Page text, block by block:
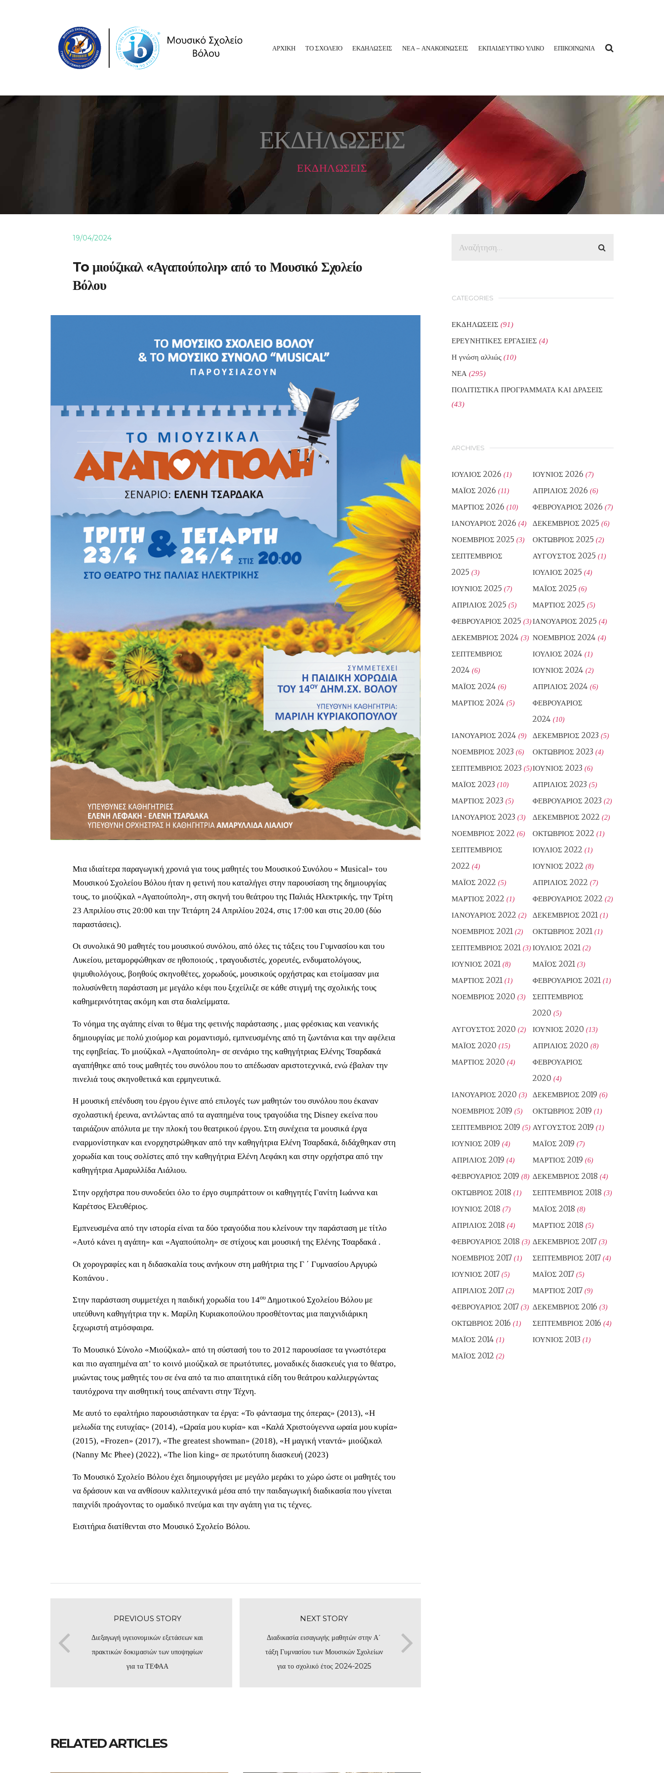
ΑΡΧΙΚΗ ΤΟ ΣΧΟΛΕΙΟ ΕΚΔΗΛΩΣΕΙΣ ΝΕΑ – ΑΝΑΚΟΙΝΩΣΕΙΣ ΕΚΠΑΙΔΕΥΤΙΚΟ ΥΛΙΚΟ ΕΠΙΚΟΙΝΩΝΙΑ
ΕΚΔΗΛΩΣΕΙΣ
ΕΚΔΗΛΩΣΕΙΣ
19/04/2024
To μιούζικαλ «Αγαπούπολη» από το Μουσικό Σχολείο
Βόλου
Μια ιδιαίτερα παραγωγική χρονιά για τους μαθητές του Μουσικού Συνόλου « Musical» του
Μουσικού Σχολείου Βόλου ήταν η φετινή που καταλήγει στην παρουσίαση της δημιουργίας
τους, το μιούζικαλ «Αγαπούπολη», στη σκηνή του θεάτρου της Παλιάς Ηλεκτρικής, την Τρίτη
23 Απριλίου στις 20:00 και την Τετάρτη 24 Απριλίου 2024, στις 17:00 και στις 20.00 (δύο
παραστάσεις).
Οι συνολικά 90 μαθητές του μουσικού συνόλου, από όλες τις τάξεις του Γυμνασίου και του
Λυκείου, μεταμορφώθηκαν σε ηθοποιούς , τραγουδιστές, χορευτές, ενδυματολόγους,
ψιμυθιολόγους, βοηθούς σκηνοθέτες, χορωδούς, μουσικούς ορχήστρας και ετοίμασαν μια
πολυσύνθετη παράσταση με μεγάλο κέφι που ξεχείλιζε σε κάθε στιγμή της σχολικής τους
καθημερινότητας ακόμη και στα διαλείμματα.
Το νόημα της αγάπης είναι το θέμα της φετινής παράστασης , μιας φρέσκιας και νεανικής
δημιουργίας με πολύ χιούμορ και ρομαντισμό, εμπνευσμένης από τη ζωντάνια και την αφέλεια
της εφηβείας. Το μιούζικαλ «Αγαπούπολη» σε σενάριο της καθηγήτριας Ελένης Τσαρδακά
αγαπήθηκε από τους μαθητές του συνόλου που το απέδωσαν αριστοτεχνικά, ενώ έβαλαν την
πινελιά τους σκηνοθετικά και ερμηνευτικά.
Η μουσική επένδυση του έργου έγινε από επιλογές των μαθητών του συνόλου που έκαναν
σχολαστική έρευνα, αντλώντας από τα αγαπημένα τους τραγούδια της Disney εκείνα που
ταιριάζουν απόλυτα με την πλοκή του θεατρικού έργου. Στη συνέχεια τα μουσικά έργα
εναρμονίστηκαν και ενορχηστρώθηκαν από την καθηγήτρια Ελένη Τσαρδακά, διδάχθηκαν στη
χορωδία και τους σολίστες από την καθηγήτρια Ελένη Λεφάκη και στην ορχήστρα από την
καθηγήτρια Αμαρυλλίδα Λιάλιου.
Στην ορχήστρα που συνοδεύει όλο το έργο συμπράττουν οι καθηγητές Γανίτη Ιωάννα και
Καρέτσος Ελευθέριος.
Εμπνευσμένα από την ιστορία είναι τα δύο τραγούδια που κλείνουν την παράσταση με τίτλο
«Αυτό κάνει η αγάπη» και «Αγαπούπολη» σε στίχους και μουσική της Ελένης Τσαρδακά .
Οι χορογραφίες και η διδασκαλία τους ανήκουν στη μαθήτρια της Γ ΄ Γυμνασίου Αργυρώ
Κοπάνου .
Στην παράσταση συμμετέχει η παιδική χορωδία του 14ου Δημοτικού Σχολείου Βόλου με
υπεύθυνη καθηγήτρια την κ. Μαρίλη Κυριακοπούλου προσθέτοντας μια παιχνιδιάρικη
ξεχωριστή ατμόσφαιρα.
Το Μουσικό Σύνολο «Μιούζικαλ» από τη σύστασή του το 2012 παρουσίασε τα γνωστότερα
και πιο αγαπημένα απ’ το κοινό μιούζικαλ σε πρωτότυπες, μοναδικές διασκευές για το θέατρο,
μυώντας τους μαθητές του σε ένα από τα πιο απαιτητικά είδη του θεάτρου καλλιεργώντας
ταυτόχρονα την αισθητική τους απέναντι στην Τέχνη.
Με αυτό το εφαλτήριο παρουσιάστηκαν τα έργα: «Το φάντασμα της όπερας» (2013), «Η
μελωδία της ευτυχίας» (2014), «Ωραία μου κυρία» και «Καλά Χριστούγεννα ωραία μου κυρία»
(2015), «Frozen» (2017), «The greatest showman» (2018), «Η μαγική νταντά» μιούζικαλ
(Nanny Mc Phee) (2022), «The lion king» σε πρωτότυπη διασκευή (2023)
Το Μουσικό Σχολείο Βόλου έχει δημιουργήσει με μεγάλο μεράκι το χώρο ώστε οι μαθητές του
να δράσουν και να ανθίσουν καλλιτεχνικά μέσα από την παιδαγωγική διαδικασία που γίνεται
παιχνίδι προάγοντας το ομαδικό πνεύμα και την αγάπη για τις τέχνες.
Εισιτήρια διατίθενται στο Μουσικό Σχολείο Βόλου.
PREVIOUS STORY
Διεξαγωγή υγειονομικών εξετάσεων και
πρακτικών δοκιμασιών των υποψηφίων
για τα ΤΕΦΑΑ
NEXT STORY
Διαδικασία εισαγωγής μαθητών στην Α΄
τάξη Γυμνασίου των Μουσικών Σχολείων
για το σχολικό έτος 2024-2025
RELATED ARTICLES
CATEGORIES
ΕΚΔΗΛΩΣΕΙΣ (91)
ΕΡΕΥΝΗΤΙΚΕΣ ΕΡΓΑΣΙΕΣ (4)
Η γνώση αλλιώς (10)
ΝΕΑ (295)
ΠΟΛΙΤΙΣΤΙΚΑ ΠΡΟΓΡΑΜΜΑΤΑ ΚΑΙ ΔΡΑΣΕΙΣ
(43)
ARCHIVES
ΙΟΎΛΙΟΣ 2026 (1) ΙΟΎΝΙΟΣ 2026 (7)
ΜΆΙΟΣ 2026 (11) ΑΠΡΊΛΙΟΣ 2026 (6)
ΜΆΡΤΙΟΣ 2026 (10) ΦΕΒΡΟΥΆΡΙΟΣ 2026 (7)
ΙΑΝΟΥΆΡΙΟΣ 2026 (4) ΔΕΚΈΜΒΡΙΟΣ 2025 (6)
ΝΟΈΜΒΡΙΟΣ 2025 (3) ΟΚΤΏΒΡΙΟΣ 2025 (2)
ΣΕΠΤΈΜΒΡΙΟΣ
2025 (3)
ΑΎΓΟΥΣΤΟΣ 2025 (1)
ΙΟΎΛΙΟΣ 2025 (4)
ΙΟΎΝΙΟΣ 2025 (7) ΜΆΙΟΣ 2025 (6)
ΑΠΡΊΛΙΟΣ 2025 (5) ΜΆΡΤΙΟΣ 2025 (5)
ΦΕΒΡΟΥΆΡΙΟΣ 2025 (3)ΙΑΝΟΥΆΡΙΟΣ 2025 (4)
ΔΕΚΈΜΒΡΙΟΣ 2024 (3) ΝΟΈΜΒΡΙΟΣ 2024 (4)
ΣΕΠΤΈΜΒΡΙΟΣ
2024 (6)
ΙΟΎΛΙΟΣ 2024 (1)
ΙΟΎΝΙΟΣ 2024 (2)
ΜΆΙΟΣ 2024 (6) ΑΠΡΊΛΙΟΣ 2024 (6)
ΜΆΡΤΙΟΣ 2024 (5)
ΦΕΒΡΟΥΆΡΙΟΣ
2024 (10)
ΙΑΝΟΥΆΡΙΟΣ 2024 (9) ΔΕΚΈΜΒΡΙΟΣ 2023 (5)
ΝΟΈΜΒΡΙΟΣ 2023 (6) ΟΚΤΏΒΡΙΟΣ 2023 (4)
ΣΕΠΤΈΜΒΡΙΟΣ 2023 (5)ΙΟΎΝΙΟΣ 2023 (6)
ΜΆΙΟΣ 2023 (10) ΑΠΡΊΛΙΟΣ 2023 (5)
ΜΆΡΤΙΟΣ 2023 (5) ΦΕΒΡΟΥΆΡΙΟΣ 2023 (2)
ΙΑΝΟΥΆΡΙΟΣ 2023 (3) ΔΕΚΈΜΒΡΙΟΣ 2022 (2)
ΝΟΈΜΒΡΙΟΣ 2022 (6) ΟΚΤΏΒΡΙΟΣ 2022 (1)
ΣΕΠΤΈΜΒΡΙΟΣ
2022 (4)
ΙΟΎΛΙΟΣ 2022 (1)
ΙΟΎΝΙΟΣ 2022 (8)
ΜΆΙΟΣ 2022 (5) ΑΠΡΊΛΙΟΣ 2022 (7)
ΜΆΡΤΙΟΣ 2022 (1) ΦΕΒΡΟΥΆΡΙΟΣ 2022 (2)
ΙΑΝΟΥΆΡΙΟΣ 2022 (2) ΔΕΚΈΜΒΡΙΟΣ 2021 (1)
ΝΟΈΜΒΡΙΟΣ 2021 (2) ΟΚΤΏΒΡΙΟΣ 2021 (1)
ΣΕΠΤΈΜΒΡΙΟΣ 2021 (3)ΙΟΎΛΙΟΣ 2021 (2)
ΙΟΎΝΙΟΣ 2021 (8) ΜΆΙΟΣ 2021 (3)
ΜΆΡΤΙΟΣ 2021 (1) ΦΕΒΡΟΥΆΡΙΟΣ 2021 (1)
ΝΟΈΜΒΡΙΟΣ 2020 (3)
ΣΕΠΤΈΜΒΡΙΟΣ
2020 (5)
ΑΎΓΟΥΣΤΟΣ 2020 (2) ΙΟΎΝΙΟΣ 2020 (13)
ΜΆΙΟΣ 2020 (15) ΑΠΡΊΛΙΟΣ 2020 (8)
ΜΆΡΤΙΟΣ 2020 (4)
ΦΕΒΡΟΥΆΡΙΟΣ
2020 (4)
ΙΑΝΟΥΆΡΙΟΣ 2020 (3) ΔΕΚΈΜΒΡΙΟΣ 2019 (6)
ΝΟΈΜΒΡΙΟΣ 2019 (5) ΟΚΤΏΒΡΙΟΣ 2019 (1)
ΣΕΠΤΈΜΒΡΙΟΣ 2019 (5) ΑΎΓΟΥΣΤΟΣ 2019 (1)
ΙΟΎΝΙΟΣ 2019 (4) ΜΆΙΟΣ 2019 (7)
ΑΠΡΊΛΙΟΣ 2019 (4) ΜΆΡΤΙΟΣ 2019 (6)
ΦΕΒΡΟΥΆΡΙΟΣ 2019 (8) ΔΕΚΈΜΒΡΙΟΣ 2018 (4)
ΟΚΤΏΒΡΙΟΣ 2018 (1) ΣΕΠΤΈΜΒΡΙΟΣ 2018 (3)
ΙΟΎΝΙΟΣ 2018 (7) ΜΆΙΟΣ 2018 (8)
ΑΠΡΊΛΙΟΣ 2018 (4) ΜΆΡΤΙΟΣ 2018 (5)
ΦΕΒΡΟΥΆΡΙΟΣ 2018 (3) ΔΕΚΈΜΒΡΙΟΣ 2017 (3)
ΝΟΈΜΒΡΙΟΣ 2017 (1) ΣΕΠΤΈΜΒΡΙΟΣ 2017 (4)
ΙΟΎΝΙΟΣ 2017 (5) ΜΆΙΟΣ 2017 (5)
ΑΠΡΊΛΙΟΣ 2017 (2) ΜΆΡΤΙΟΣ 2017 (9)
ΦΕΒΡΟΥΆΡΙΟΣ 2017 (3) ΔΕΚΈΜΒΡΙΟΣ 2016 (3)
ΟΚΤΏΒΡΙΟΣ 2016 (1) ΣΕΠΤΈΜΒΡΙΟΣ 2016 (4)
ΜΆΙΟΣ 2014 (1) ΙΟΎΝΙΟΣ 2013 (1)
ΜΆΙΟΣ 2012 (2)